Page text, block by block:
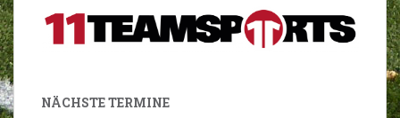
NÄCHSTE TERMINE